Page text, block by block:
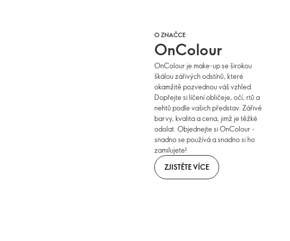
O ZNAČCE
OnColour
OnColour je make-up se širokou
škálou zářivých odstínů, které
okamžitě pozvednou váš vzhled.
Dopřejte si líčení obličeje, očí, rtů a
nehtů podle vašich představ. Zářivé
barvy, kvalita a cena, jimž je těžké
odolat. Objednejte si OnColour -
snadno se používá a snadno si ho
zamilujete!
ZJISTĚTE VÍCE